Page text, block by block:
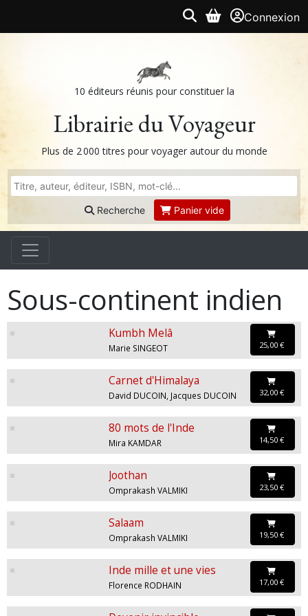
Connexion
10 éditeurs réunis pour constituer la
Librairie du Voyageur
Plus de 2 000 titres pour voyager autour du monde
Recherche Panier vide
Sous-continent indien
Kumbh Melâ
Marie SINGEOT 25,00 €
Carnet d'Himalaya
David DUCOIN, Jacques DUCOIN 32,00 €
80 mots de l'Inde
Mira KAMDAR 14,50 €
Joothan
Omprakash VALMIKI 23,50 €
Salaam
Omprakash VALMIKI 19,50 €
Inde mille et une vies
Florence RODHAIN 17,00 €